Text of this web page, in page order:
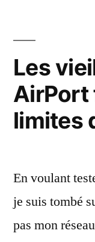
Les
AirPort
limites
En voulant
je suis tombé
pas mon